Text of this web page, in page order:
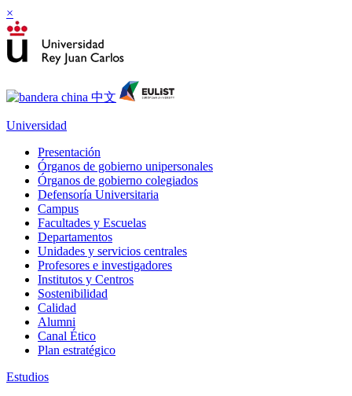
×
Universidad
Presentación
Órganos de gobierno unipersonales
Órganos de gobierno colegiados
Defensoría Universitaria
Campus
Facultades y Escuelas
Departamentos
Unidades y servicios centrales
Profesores e investigadores
Institutos y Centros
Sostenibilidad
Calidad
Alumni
Canal Ético
Plan estratégico
Estudios